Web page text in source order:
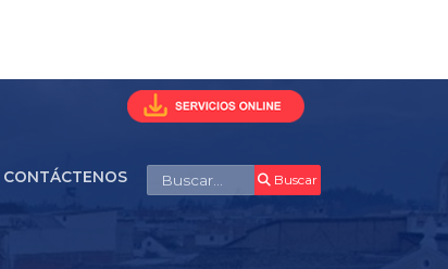
CONTÁCTENOS Buscar Buscar